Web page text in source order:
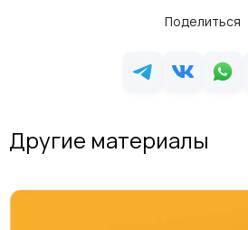
Поделиться
Другие материалы